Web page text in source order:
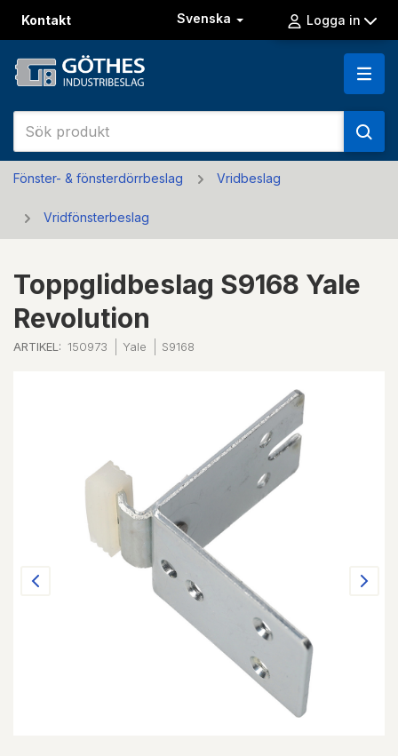
Kontakt Svenska Logga in
Fönster- & fönsterdörrbeslag Vridbeslag
Vridfönsterbeslag
Toppglidbeslag S9168 Yale
Revolution
ARTIKEL: 150973 Yale S9168